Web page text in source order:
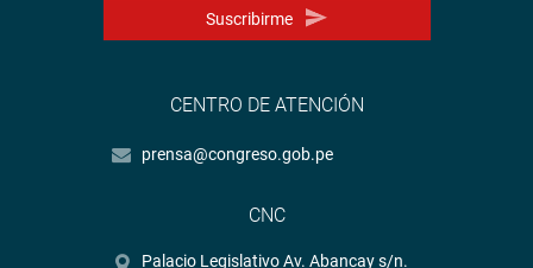
Suscribirme
CENTRO DE ATENCIÓN
prensa@congreso.gob.pe
CNC
Palacio Legislativo Av. Abancay s/n.